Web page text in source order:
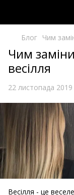
Блог Чим
Чим
весілля
22 листопада 2019
Весілля - це